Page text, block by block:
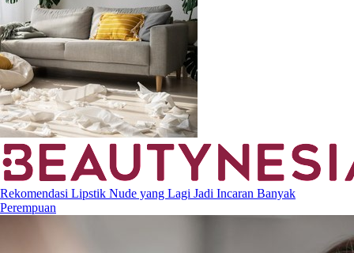
Rekomendasi Lipstik Nude yang Lagi Jadi Incaran Banyak
Perempuan